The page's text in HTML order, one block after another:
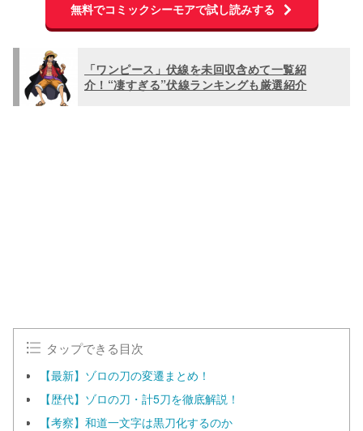
無料でコミックシーモアで試し読みする
「ワンピース」伏線を未回収含めて一覧紹
介！“凄すぎる”伏線ランキングも厳選紹介
タップできる目次
【最新】ゾロの刀の変遷まとめ！
【歴代】ゾロの刀・計5刀を徹底解説！
【考察】和道一文字は黒刀化するのか